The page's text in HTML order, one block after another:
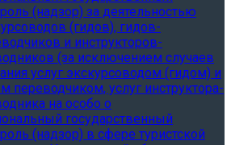
(надзор) за деятельностью
(гидов), гидов-
и инструкторов-
(за исключением случаев
услуг экскурсоводом (гидом) и
переводчиком, услуг инструктора-
на особо о
государственный
(надзор) в сфере туристской